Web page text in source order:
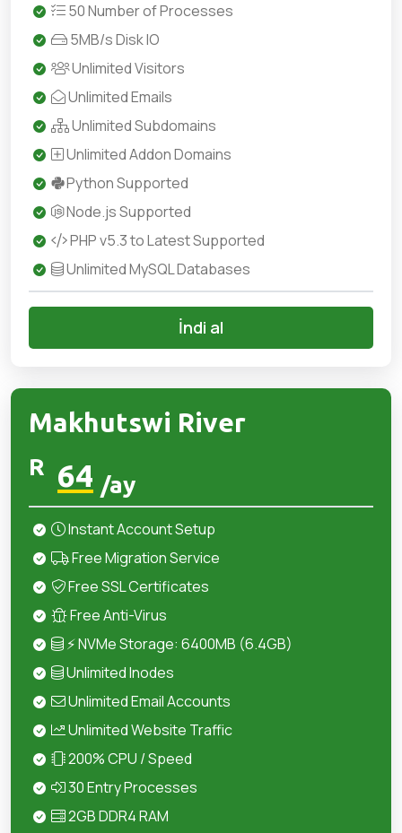
50 Number of Processes
5MB/s Disk IO
Unlimited Visitors
Unlimited Emails
Unlimited Subdomains
Unlimited Addon Domains
Python Supported
Node.js Supported
PHP v5.3 to Latest Supported
Unlimited MySQL Databases
İndi al
Makhutswi River
R 64 /ay
Instant Account Setup
Free Migration Service
Free SSL Certificates
Free Anti-Virus
⚡ NVMe Storage: 6400MB (6.4GB)
Unlimited Inodes
Unlimited Email Accounts
Unlimited Website Traffic
200% CPU / Speed
30 Entry Processes
2GB DDR4 RAM